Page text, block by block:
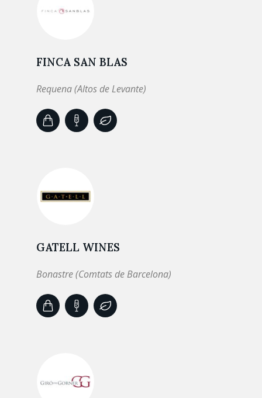
FINCA SAN BLAS
Requena (Altos de Levante)
GATELL WINES
Bonastre (Comtats de Barcelona)